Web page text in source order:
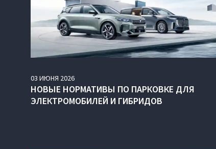
03 ИЮНЯ 2026
НОВЫЕ НОРМАТИВЫ ПО ПАРКОВКЕ ДЛЯ
ЭЛЕКТРОМОБИЛЕЙ И ГИБРИДОВ